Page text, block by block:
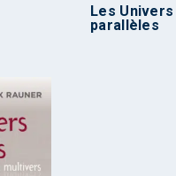
Les Univers
parallèles